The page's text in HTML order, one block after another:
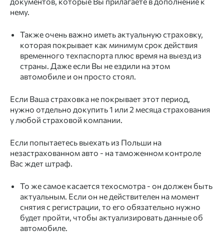
нему.
Также очень важно иметь актуальную страховку,
которая покрывает как минимум срок действия
временного техпаспорта плюс время на выезд из
страны. Даже если Вы не ездили на этом
автомобиле и он просто стоял.
Если Ваша страховка не покрывает этот период,
нужно отдельно докупить 1 или 2 месяца страхования
у любой страховой компании.
Если попытаетесь выехать из Польши на
незастрахованном авто - на таможенном контроле
Вас ждет штраф.
То же самое касается техосмотра - он должен быть
актуальным. Если он не действителен на момент
снятия с регистрации, то его обязательно нужно
будет пройти, чтобы актуализировать данные об
автомобиле.